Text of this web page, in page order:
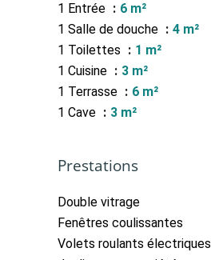
1 Entrée
6 m²
1 Salle de douche
4 m²
1 Toilettes
1 m²
1 Cuisine
3 m²
1 Terrasse
6 m²
1 Cave
3 m²
Prestations
Double vitrage
Fenêtres coulissantes
Volets roulants électriques